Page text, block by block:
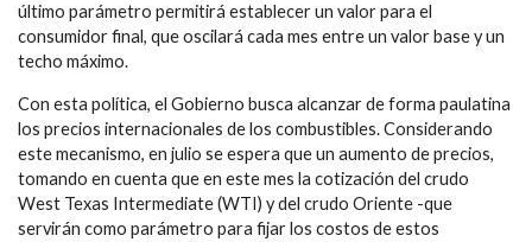
último parámetro permitirá establecer un valor para el
consumidor final, que oscilará cada mes entre un valor base y un
techo máximo.
Con esta política, el Gobierno busca alcanzar de forma paulatina
los precios internacionales de los combustibles. Considerando
este mecanismo, en julio se espera que un aumento de precios,
tomando en cuenta que en este mes la cotización del crudo
West Texas Intermediate (WTI) y del crudo Oriente -que
servirán como parámetro para fijar los costos de estos